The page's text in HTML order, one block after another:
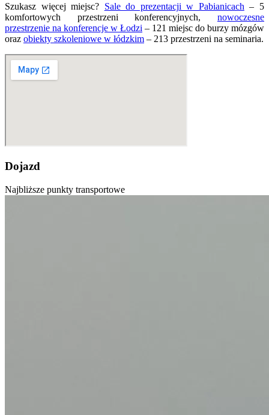
Szukasz więcej miejsc? Sale do prezentacji w Pabianicach – 5
komfortowych przestrzeni konferencyjnych, nowoczesne
przestrzenie na konferencje w Łodzi – 121 miejsc do burzy mózgów
oraz obiekty szkoleniowe w łódzkim – 213 przestrzeni na seminaria.
Dojazd
Najbliższe punkty transportowe